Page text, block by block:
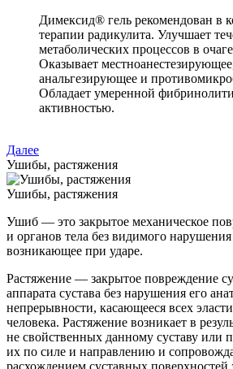
Димексид® гель рекомендован в
терапии радикулита. Улучшает
метаболических процессов в
Оказывает
анальгезирующее и
Обладает умеренной
активностью.
Далее
Ушибы, растяжения
Ушибы, растяжения
Ушиб — это закрытое механическое
и органов тела без видимого
возникающее при ударе.
Растяжение — закрытое повреждение
аппарата сустава без нарушения его
непрерывности, касающееся всех
человека. Растяжение возникает в
не свойственных данному суставу
их по силе и направлению и
расхождением суставных поверхностей